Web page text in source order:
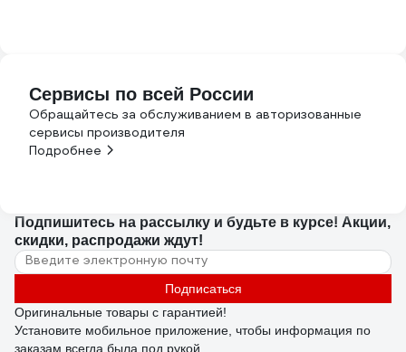
Сервисы по всей России
Обращайтесь за обслуживанием в авторизованные
сервисы производителя
Подробнее
Подпишитесь на рассылку и будьте в курсе! Акции,
скидки, распродажи ждут!
Подписаться
Оригинальные товары с гарантией!
Установите мобильное приложение, чтобы информация по
заказам всегда была под рукой